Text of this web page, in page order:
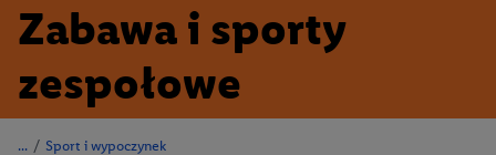
Zabawa i sporty
zespołowe
/ Sport i wypoczynek